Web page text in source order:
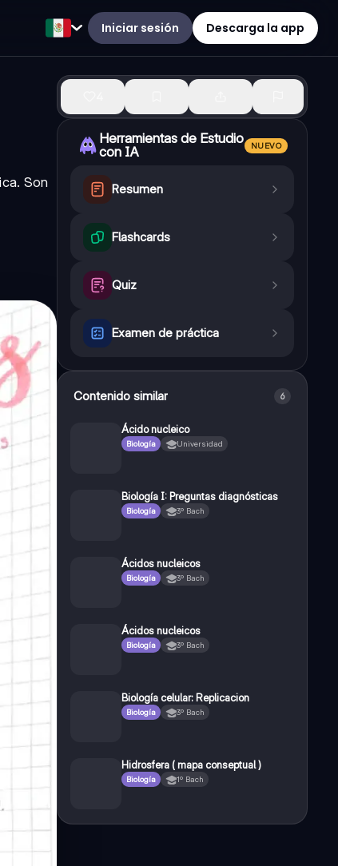
Iniciar sesión Descarga la app
Son
Herramientas de Estudio
con IA
NUEVO
Resumen
Flashcards
Quiz
Examen de práctica
Contenido similar 6
Ácido nucleico
Biología Universidad
Biología I: Preguntas diagnósticas
Biología 3º Bach
Ácidos nucleicos
Biología 3º Bach
Ácidos nucleicos
Biología 3º Bach
Biología celular: Replicacion
Biología 3º Bach
Hidrosfera ( mapa conseptual )
Biología 1º Bach